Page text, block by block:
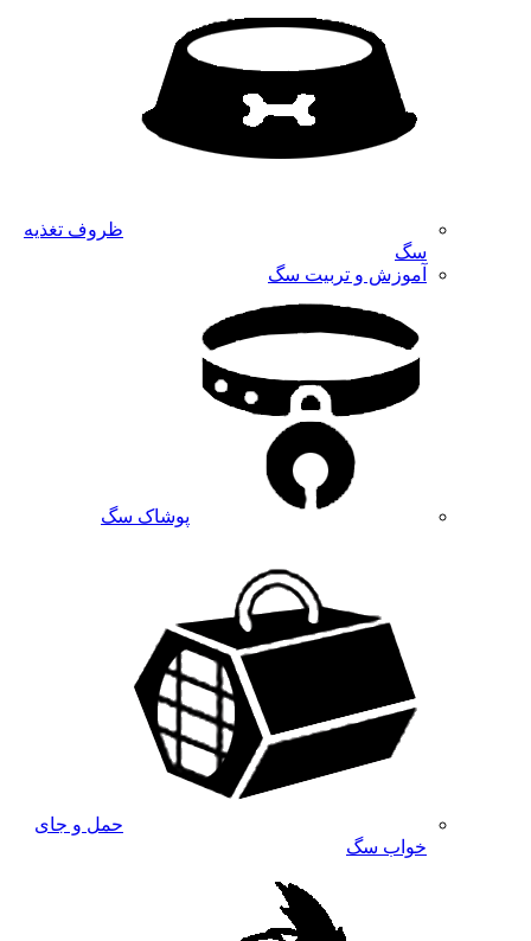
ظروف تغذیه
سگ
آموزش و تربیت سگ
پوشاک سگ
حمل و جای
خواب سگ